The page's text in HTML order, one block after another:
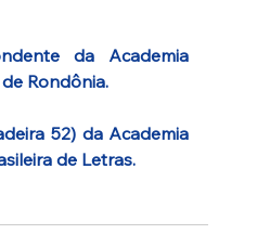
da Academia
Rondônia.
52) da Academia
de Letras.